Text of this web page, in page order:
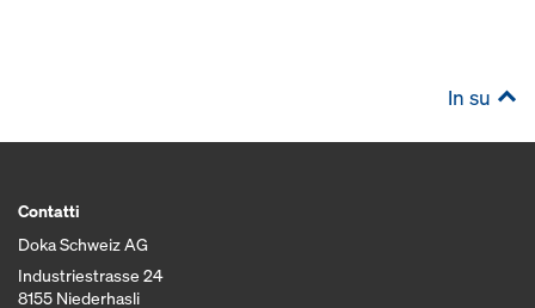
In su
Contatti
Doka Schweiz AG
Industriestrasse 24
8155 Niederhasli